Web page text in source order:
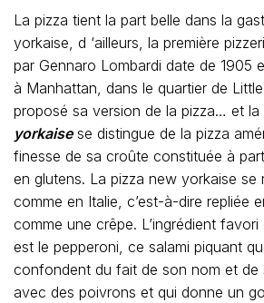
La pizza tient la part belle dans la
yorkaise, d ‘ailleurs, la première
par Gennaro Lombardi date de 1905
à Manhattan, dans le quartier de
proposé sa version de la pizza… et la
yorkaisese distingue de la pizza
finesse de sa croûte constituée à
en glutens. La pizza new yorkaise se
comme en Italie, c’est-à-dire repliée
comme une crêpe. L’ingrédient
est le pepperoni, ce salami piquant
confondent du fait de son nom et de
avec des poivrons et qui donne un